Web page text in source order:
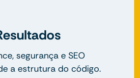
segurança e SEO
a estrutura do código.